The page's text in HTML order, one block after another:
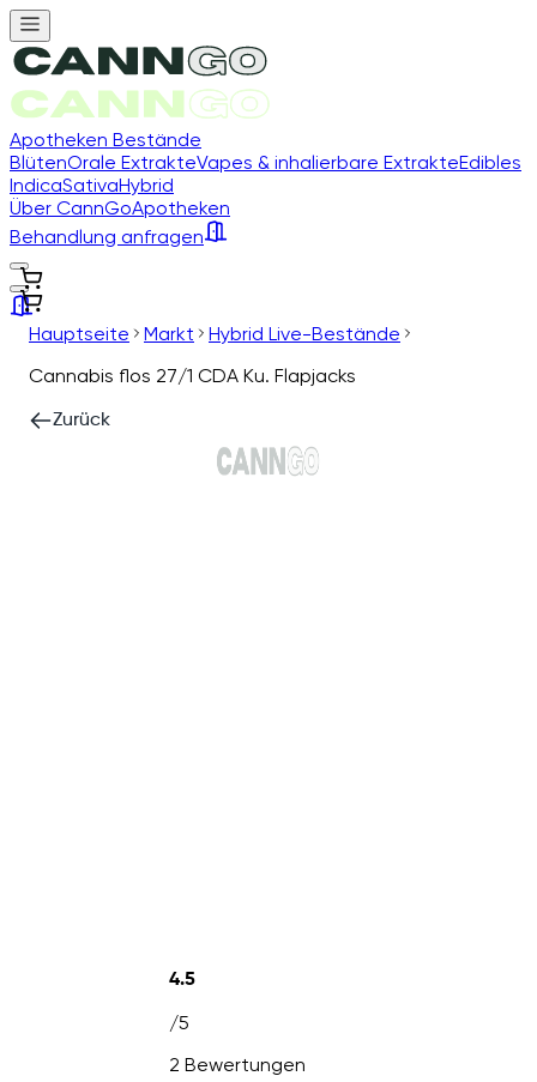
Apotheken Bestände
BlütenOrale ExtrakteVapes & inhalierbare ExtrakteEdibles
IndicaSativaHybrid
Über CannGoApotheken
Behandlung anfragen
Hauptseite Markt
Hybrid Live-Bestände
Cannabis flos 27/1 CDA Ku. Flapjacks
Zurück
4.5
/5
2 Bewertungen